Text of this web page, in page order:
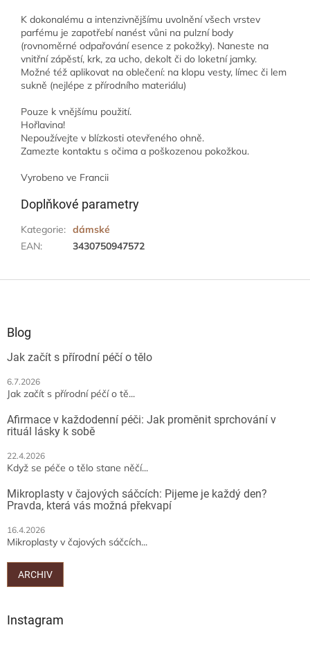
K dokonalému a intenzivnějšímu uvolnění všech vrstev
parfému je zapotřebí nanést vůni na pulzní body
(rovnoměrné odpařování esence z pokožky). Naneste na
vnitřní zápěstí, krk, za ucho, dekolt či do loketní jamky.
Možné též aplikovat na oblečení: na klopu vesty, límec či lem
sukně (nejlépe z přírodního materiálu)
Pouze k vnějšímu použití.
Hořlavina!
Nepoužívejte v blízkosti otevřeného ohně.
Zamezte kontaktu s očima a poškozenou pokožkou.
Vyrobeno ve Francii
Doplňkové parametry
Kategorie: dámské
EAN: 3430750947572
Blog
Jak začít s přírodní péčí o tělo
6.7.2026
Jak začít s přírodní péčí o tě...
Afirmace v každodenní péči: Jak proměnit sprchování v
rituál lásky k sobě
22.4.2026
Když se péče o tělo stane něčí...
Mikroplasty v čajových sáčcích: Pijeme je každý den?
Pravda, která vás možná překvapí
16.4.2026
Mikroplasty v čajových sáčcích...
ARCHIV
Instagram